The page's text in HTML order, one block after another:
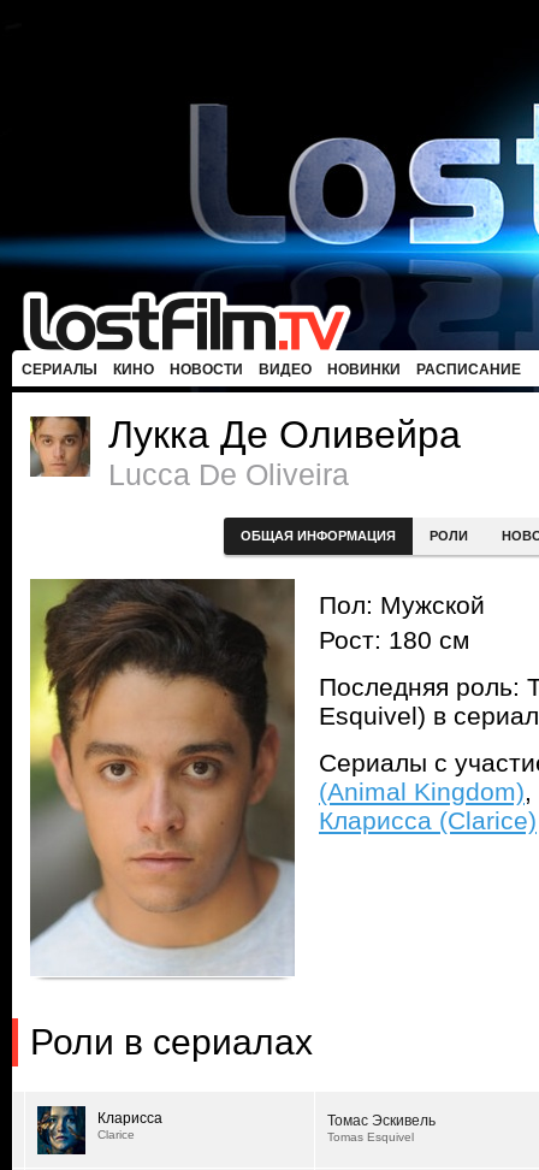
СЕРИАЛЫ КИНО НОВОСТИ ВИДЕО НОВИНКИ РАСПИСАНИЕ
Лукка Де Оливейра
Lucca De Oliveira
ОБЩАЯ ИНФОРМАЦИЯ РОЛИ
Пол: Мужской
Рост: 180 см
Последняя роль:
Esquivel) в
Сериалы с
(Animal Kingdom),
Кларисса (Clarice)
Роли в сериалах
Кларисса
Clarice
Томас Эскивель
Tomas Esquivel